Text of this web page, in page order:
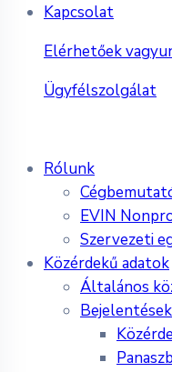
Kapcsolat
Elérhetőek
Ügyfélszolgálat
Rólunk
EVIN
Szervezeti
Közérdekű adatok
Általános